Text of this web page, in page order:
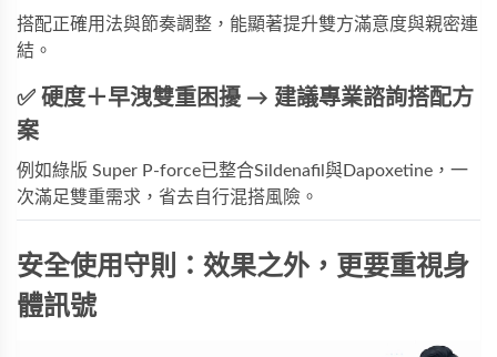
搭配正確用法與節奏調整，能顯著提升雙方滿意度與親密連
結。
✅ 硬度＋早洩雙重困擾 → 建議專業諮詢搭配方
案
例如綠版 Super P-force已整合Sildenafil與Dapoxetine，一
次滿足雙重需求，省去自行混搭風險。
安全使用守則：效果之外，更要重視身
體訊號